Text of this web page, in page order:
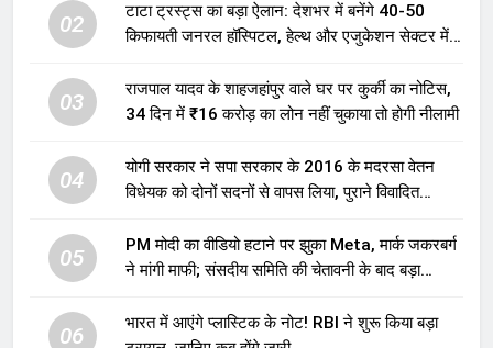
02
टाटा ट्रस्ट्स का बड़ा ऐलान: देशभर में बनेंगे 40-50
किफायती जनरल हॉस्पिटल, हेल्थ और एजुकेशन सेक्टर में
03
राजपाल यादव के शाहजहांपुर वाले घर पर कुर्की का नोटिस,
34 दिन में ₹16 करोड़ का लोन नहीं चुकाया तो होगी नीलामी
04
योगी सरकार ने सपा सरकार के 2016 के मदरसा वेतन
विधेयक को दोनों सदनों से वापस लिया, पुराने विवादित
05
PM मोदी का वीडियो हटाने पर झुका Meta, मार्क जकरबर्ग
ने मांगी माफी; संसदीय समिति की चेतावनी के बाद बड़ा
06
भारत में आएंगे प्लास्टिक के नोट! RBI ने शुरू किया बड़ा